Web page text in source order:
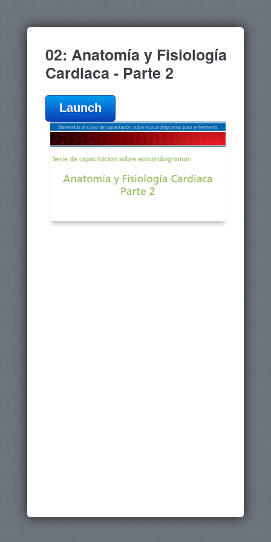
02: Anatomía y Fisiología
Cardiaca - Parte 2
Launch